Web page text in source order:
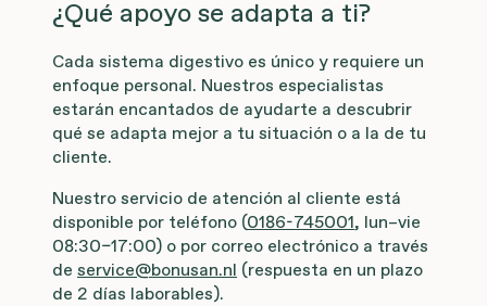
¿Qué apoyo se adapta a ti?
Cada sistema digestivo es único y requiere un
enfoque personal. Nuestros especialistas
estarán encantados de ayudarte a descubrir
qué se adapta mejor a tu situación o a la de tu
cliente.
Nuestro servicio de atención al cliente está
disponible por teléfono (0186-745001, lun–vie
08:30–17:00) o por correo electrónico a través
de service@bonusan.nl (respuesta en un plazo
de 2 días laborables).